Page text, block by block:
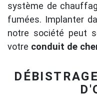
système de
fumées. Implanter
notre société peut
votre conduit de